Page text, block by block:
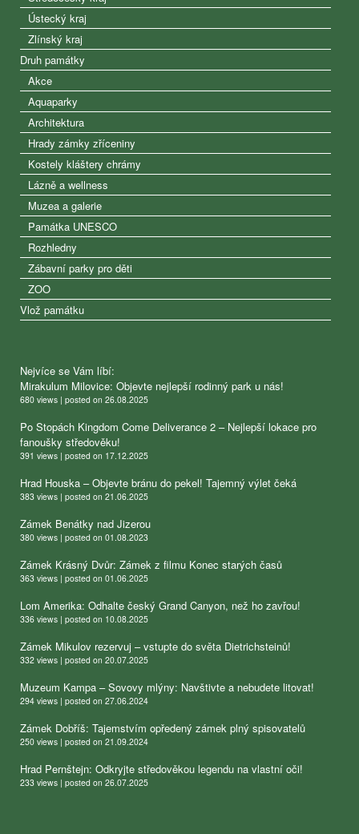
Ústecký kraj
Zlínský kraj
Druh památky
Akce
Aquaparky
Architektura
Hrady zámky zříceniny
Kostely kláštery chrámy
Lázně a wellness
Muzea a galerie
Památka UNESCO
Rozhledny
Zábavní parky pro děti
ZOO
Vlož památku
Nejvíce se Vám líbí:
Mirakulum Milovice: Objevte nejlepší rodinný park u nás!
680 views | posted on 26.08.2025
Po Stopách Kingdom Come Deliverance 2 – Nejlepší lokace pro
fanoušky středověku!
391 views | posted on 17.12.2025
Hrad Houska – Objevte bránu do pekel! Tajemný výlet čeká
383 views | posted on 21.06.2025
Zámek Benátky nad Jizerou
380 views | posted on 01.08.2023
Zámek Krásný Dvůr: Zámek z filmu Konec starých časů
363 views | posted on 01.06.2025
Lom Amerika: Odhalte český Grand Canyon, než ho zavřou!
336 views | posted on 10.08.2025
Zámek Mikulov rezervuj – vstupte do světa Dietrichsteinů!
332 views | posted on 20.07.2025
Muzeum Kampa – Sovovy mlýny: Navštivte a nebudete litovat!
294 views | posted on 27.06.2024
Zámek Dobříš: Tajemstvím opředený zámek plný spisovatelů
250 views | posted on 21.09.2024
Hrad Pernštejn: Odkryjte středověkou legendu na vlastní oči!
233 views | posted on 26.07.2025